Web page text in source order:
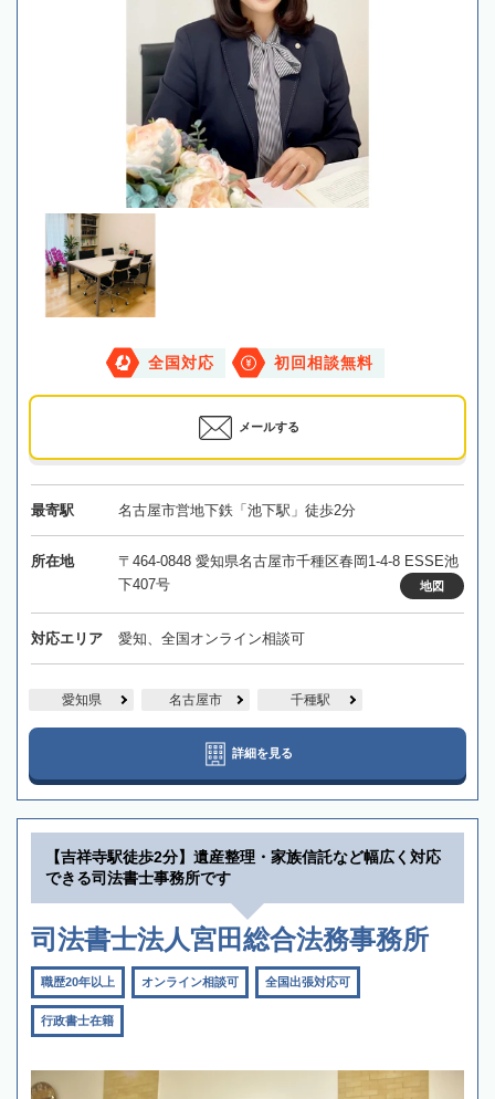
全国対応 初回相談無料
メールする
最寄駅 名古屋市営地下鉄「池下駅」徒歩2分
所在地
〒464-0848 愛知県名古屋市千種区春岡1-4-8 ESSE池
下407号
地図
対応エリア 愛知、全国オンライン相談可
愛知県 名古屋市 千種駅
詳細を見る
【吉祥寺駅徒歩2分】遺産整理・家族信託など幅広く対応
できる司法書士事務所です
司法書士法人宮田総合法務事務所
職歴20年以上 オンライン相談可 全国出張対応可
行政書士在籍